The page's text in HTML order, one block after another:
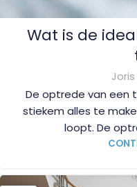
Wat is de
De optrede van een
stiekem alles te
loopt. De